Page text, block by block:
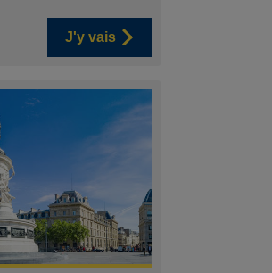
J'y vais